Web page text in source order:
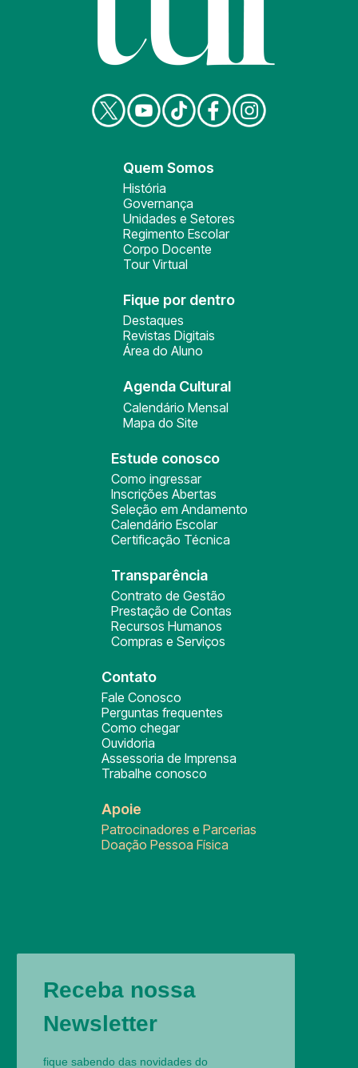
Quem Somos
História
Governança
Unidades e Setores
Regimento Escolar
Corpo Docente
Tour Virtual
Fique por dentro
Destaques
Revistas Digitais
Área do Aluno
Agenda Cultural
Calendário Mensal
Mapa do Site
Estude conosco
Como ingressar
Inscrições Abertas
Seleção em Andamento
Calendário Escolar
Certificação Técnica
Transparência
Contrato de Gestão
Prestação de Contas
Recursos Humanos
Compras e Serviços
Contato
Fale Conosco
Perguntas frequentes
Como chegar
Ouvidoria
Assessoria de Imprensa
Trabalhe conosco
Apoie
Patrocinadores e Parcerias
Doação Pessoa Física